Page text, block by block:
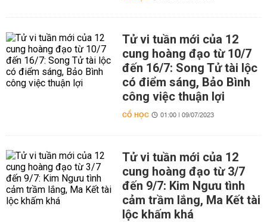
Tử vi tuần mới của 12
cung hoàng đạo từ 10/7
đến 16/7: Song Tử tài lộc
có điểm sáng, Bảo Bình
công việc thuận lợi
CỔ HỌC 01:00 | 09/07/2023
Tử vi tuần mới của 12
cung hoàng đạo từ 3/7
đến 9/7: Kim Ngưu tình
cảm trầm lắng, Ma Kết tài
lộc khấm khá